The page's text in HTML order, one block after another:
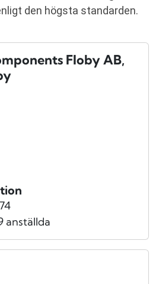
den högsta standarden.
Floby AB,
anställda